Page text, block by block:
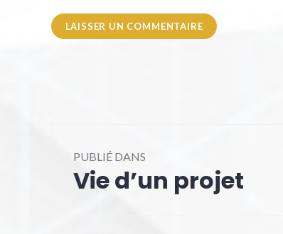
de
PUBLIÉ DANS
Vie d’un projet